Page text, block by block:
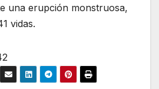
una erupción monstruosa,
vidas.